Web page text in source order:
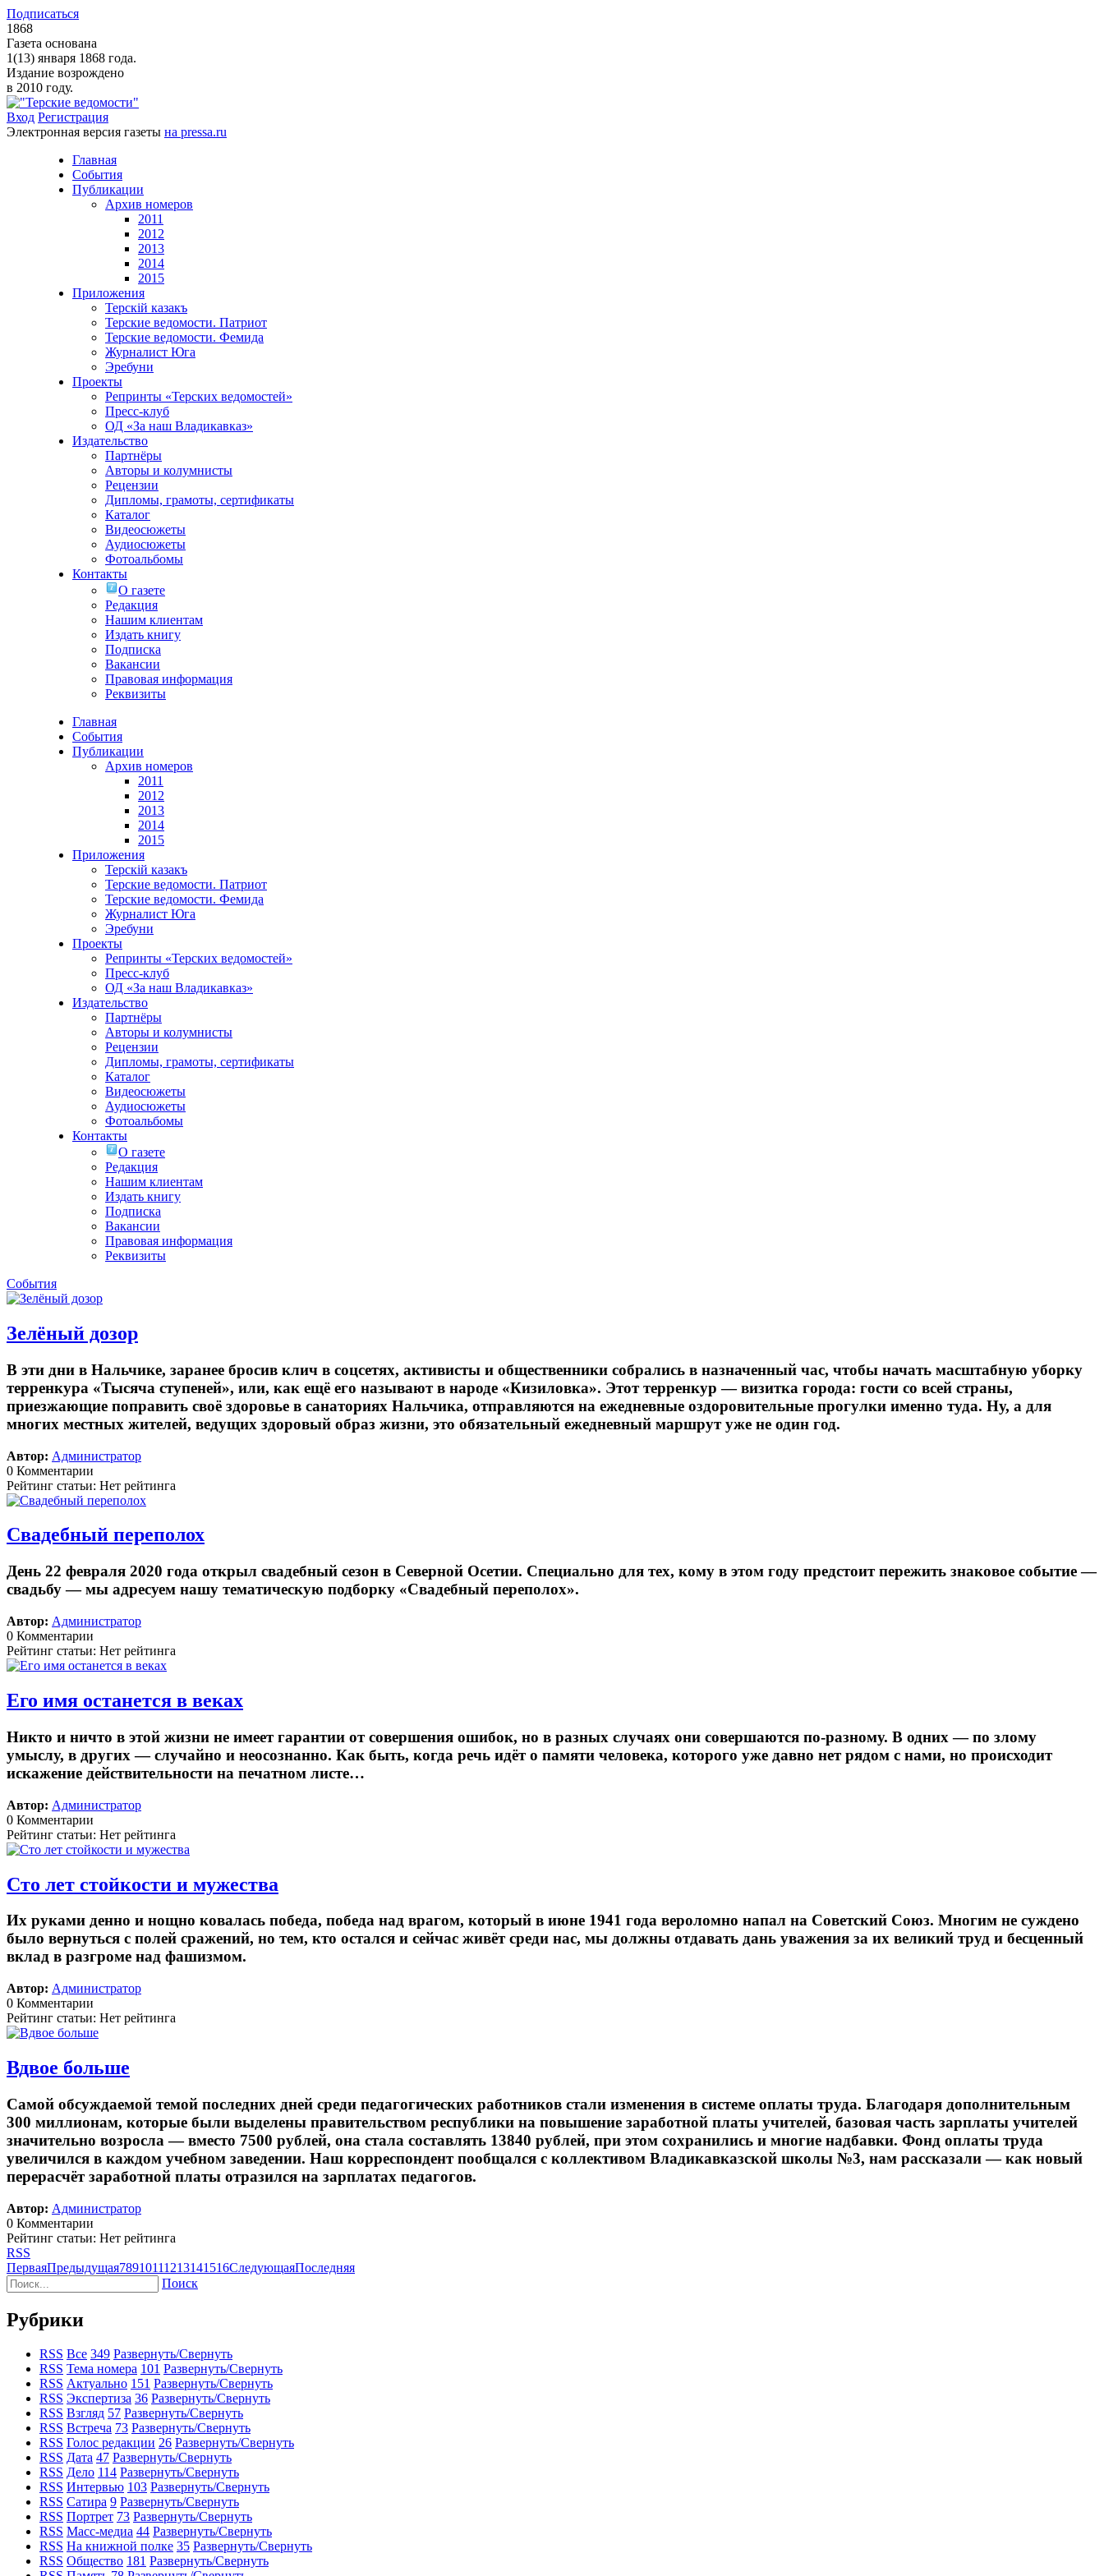
Подписаться
1868
Газета основана
1(13) января 1868 года.
Издание возрождено
в 2010 году.
Вход Регистрация
Электронная версия газеты на pressa.ru
Главная
События
Публикации
Архив номеров
2011
2012
2013
2014
2015
Приложения
Терскiй казакъ
Терские ведомости. Патриот
Терские ведомости. Фемида
Журналист Юга
Эребуни
Проекты
Репринты «Терских ведомостей»
Пресс-клуб
ОД «За наш Владикавказ»
Издательство
Партнёры
Авторы и колумнисты
Рецензии
Дипломы, грамоты, сертификаты
Каталог
Видеосюжеты
Аудиосюжеты
Фотоальбомы
Контакты
О газете
Редакция
Нашим клиентам
Издать книгу
Подписка
Вакансии
Правовая информация
Реквизиты
Главная
События
Публикации
Архив номеров
2011
2012
2013
2014
2015
Приложения
Терскiй казакъ
Терские ведомости. Патриот
Терские ведомости. Фемида
Журналист Юга
Эребуни
Проекты
Репринты «Терских ведомостей»
Пресс-клуб
ОД «За наш Владикавказ»
Издательство
Партнёры
Авторы и колумнисты
Рецензии
Дипломы, грамоты, сертификаты
Каталог
Видеосюжеты
Аудиосюжеты
Фотоальбомы
Контакты
О газете
Редакция
Нашим клиентам
Издать книгу
Подписка
Вакансии
Правовая информация
Реквизиты
События
Зелёный дозор
В эти дни в Нальчике, заранее бросив клич в соцсетях, активисты и общественники собрались в назначенный час, чтобы начать масштабную уборку
терренкура «Тысяча ступеней», или, как ещё его называют в народе «Кизиловка». Этот терренкур — визитка города: гости со всей страны,
приезжающие поправить своё здоровье в санаториях Нальчика, отправляются на ежедневные оздоровительные прогулки именно туда. Ну, а для
многих местных жителей, ведущих здоровый образ жизни, это обязательный ежедневный маршрут уже не один год.
Автор: Администратор
0 Комментарии
Рейтинг статьи: Нет рейтинга
Свадебный переполох
День 22 февраля 2020 года открыл свадебный сезон в Северной Осетии. Специально для тех, кому в этом году предстоит пережить знаковое событие —
свадьбу — мы адресуем нашу тематическую подборку «Свадебный переполох».
Автор: Администратор
0 Комментарии
Рейтинг статьи: Нет рейтинга
Его имя останется в веках
Никто и ничто в этой жизни не имеет гарантии от совершения ошибок, но в разных случаях они совершаются по-разному. В одних — по злому
умыслу, в других — случайно и неосознанно. Как быть, когда речь идёт о памяти человека, которого уже давно нет рядом с нами, но происходит
искажение действительности на печатном листе…
Автор: Администратор
0 Комментарии
Рейтинг статьи: Нет рейтинга
Сто лет стойкости и мужества
Их руками денно и нощно ковалась победа, победа над врагом, который в июне 1941 года вероломно напал на Советский Союз. Многим не суждено
было вернуться с полей сражений, но тем, кто остался и сейчас живёт среди нас, мы должны отдавать дань уважения за их великий труд и бесценный
вклад в разгроме над фашизмом.
Автор: Администратор
0 Комментарии
Рейтинг статьи: Нет рейтинга
Вдвое больше
Самой обсуждаемой темой последних дней среди педагогических работников стали изменения в системе оплаты труда. Благодаря дополнительным
300 миллионам, которые были выделены правительством республики на повышение заработной платы учителей, базовая часть зарплаты учителей
значительно возросла — вместо 7500 рублей, она стала составлять 13840 рублей, при этом сохранились и многие надбавки. Фонд оплаты труда
увеличился в каждом учебном заведении. Наш корреспондент пообщался с коллективом Владикавказской школы №3, нам рассказали — как новый
перерасчёт заработной платы отразился на зарплатах педагогов.
Автор: Администратор
0 Комментарии
Рейтинг статьи: Нет рейтинга
RSS
ПерваяПредыдущая78910111213141516СледующаяПоследняя
Поиск
Рубрики
RSS Все 349 Развернуть/Свернуть
RSS Тема номера 101 Развернуть/Свернуть
RSS Актуально 151 Развернуть/Свернуть
RSS Экспертиза 36 Развернуть/Свернуть
RSS Взгляд 57 Развернуть/Свернуть
RSS Встреча 73 Развернуть/Свернуть
RSS Голос редакции 26 Развернуть/Свернуть
RSS Дата 47 Развернуть/Свернуть
RSS Дело 114 Развернуть/Свернуть
RSS Интервью 103 Развернуть/Свернуть
RSS Сатира 9 Развернуть/Свернуть
RSS Портрет 73 Развернуть/Свернуть
RSS Масс-медиа 44 Развернуть/Свернуть
RSS На книжной полке 35 Развернуть/Свернуть
RSS Общество 181 Развернуть/Свернуть